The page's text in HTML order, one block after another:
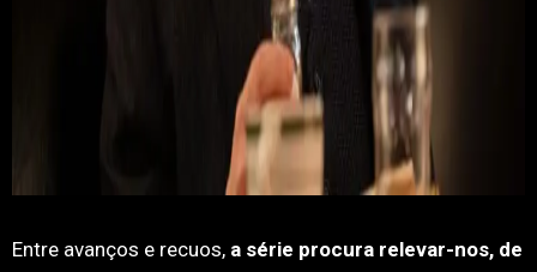
Entre avanços e recuos, a série procura relevar-nos, de